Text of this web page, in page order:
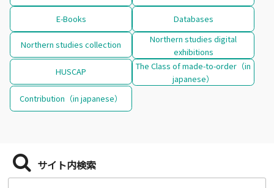
E-Books Databases
Northern studies collection
Northern studies digital
exhibitions
HUSCAP
The Class of made-to-order（in
japanese）
Contribution（in japanese）
サイト内検索